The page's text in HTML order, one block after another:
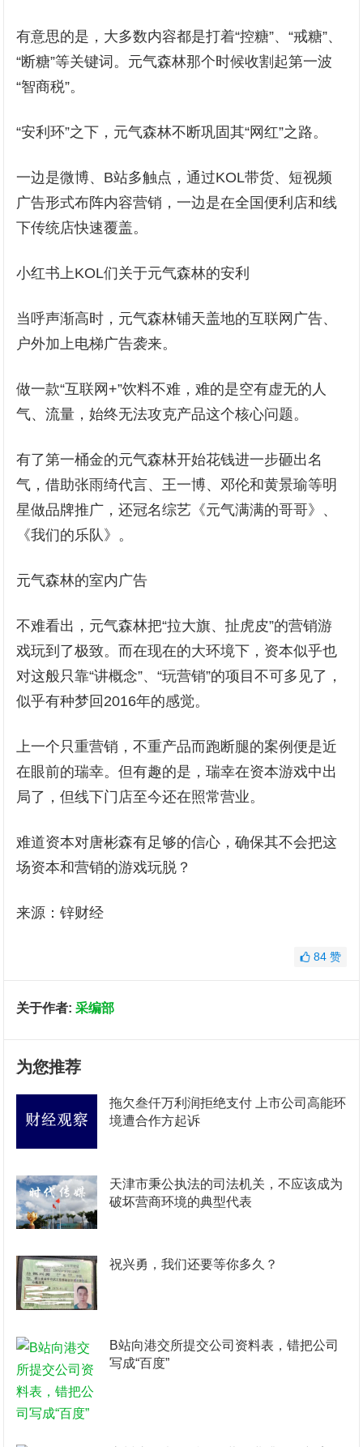
有意思的是，大多数内容都是打着“控糖”、“戒糖”、
“断糖”等关键词。元气森林那个时候收割起第一波
“智商税”。
“安利环”之下，元气森林不断巩固其“网红”之路。
一边是微博、B站多触点，通过KOL带货、短视频
广告形式布阵内容营销，一边是在全国便利店和线
下传统店快速覆盖。
小红书上KOL们关于元气森林的安利
当呼声渐高时，元气森林铺天盖地的互联网广告、
户外加上电梯广告袭来。
做一款“互联网+”饮料不难，难的是空有虚无的人
气、流量，始终无法攻克产品这个核心问题。
有了第一桶金的元气森林开始花钱进一步砸出名
气，借助张雨绮代言、王一博、邓伦和黄景瑜等明
星做品牌推广，还冠名综艺《元气满满的哥哥》、
《我们的乐队》。
元气森林的室内广告
不难看出，元气森林把“拉大旗、扯虎皮”的营销游
戏玩到了极致。而在现在的大环境下，资本似乎也
对这般只靠“讲概念”、“玩营销”的项目不可多见了，
似乎有种梦回2016年的感觉。
上一个只重营销，不重产品而跑断腿的案例便是近
在眼前的瑞幸。但有趣的是，瑞幸在资本游戏中出
局了，但线下门店至今还在照常营业。
难道资本对唐彬森有足够的信心，确保其不会把这
场资本和营销的游戏玩脱？
来源：锌财经
84 赞
关于作者:采编部
为您推荐
拖欠叁仟万利润拒绝支付 上市公司高能环
境遭合作方起诉
天津市秉公执法的司法机关，不应该成为
破坏营商环境的典型代表
祝兴勇，我们还要等你多久？
B站向港交所提交公司资料表，错把公司
写成“百度”